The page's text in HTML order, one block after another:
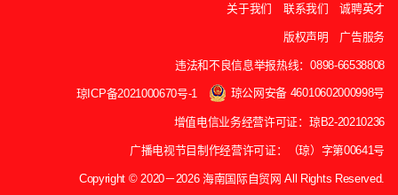
关于我们 联系我们 诚聘英才
版权声明 广告服务
违法和不良信息举报热线：0898-66538808
琼ICP备2021000670号-1 琼公网安备 46010602000998号
增值电信业务经营许可证：琼B2-20210236
广播电视节目制作经营许可证：（琼）字第00641号
Copyright © 2020－2026 海南国际自贸网 All Rights Reserved.